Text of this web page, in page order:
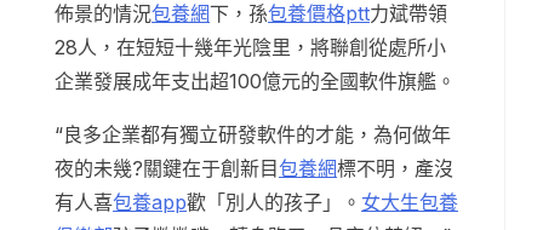
佈景的情況包養網下，孫包養價格ptt力斌帶領
28人，在短短十幾年光陰里，將聯創從處所小
企業發展成年支出超100億元的全國軟件旗艦。
“良多企業都有獨立研發軟件的才能，為何做年
夜的未幾?關鍵在于創新目包養網標不明，產沒
有人喜包養app歡「別人的孩子」。 女大生包養